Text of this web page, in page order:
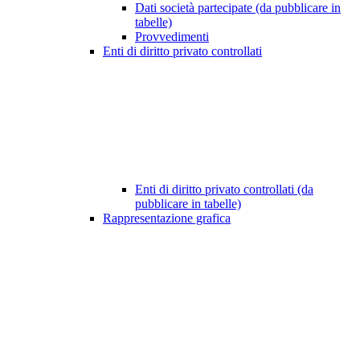
Dati società partecipate (da pubblicare in
tabelle)
Provvedimenti
Enti di diritto privato controllati
Enti di diritto privato controllati (da
pubblicare in tabelle)
Rappresentazione grafica